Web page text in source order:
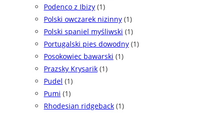
Podenco z Ibizy (1)
Polski owczarek nizinny (1)
Polski spaniel myśliwski (1)
Portugalski pies dowodny (1)
Posokowiec bawarski (1)
Prazsky Krysarik (1)
Pudel (1)
Pumi (1)
Rhodesian ridgeback (1)